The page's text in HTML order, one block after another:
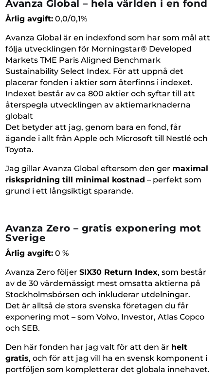
Avanza Global – hela världen i en fond
Årlig avgift: 0,0/0,1%
Avanza Global är en indexfond som har som mål att
följa utvecklingen för Morningstar® Developed
Markets TME Paris Aligned Benchmark
Sustainability Select Index. För att uppnå det
placerar fonden i aktier som återfinns i indexet.
Indexet består av ca 800 aktier och syftar till att
återspegla utvecklingen av aktiemarknaderna
globalt
Det betyder att jag, genom bara en fond, får
ägande i allt från Apple och Microsoft till Nestlé och
Toyota.
Jag gillar Avanza Global eftersom den ger maximal
riskspridning till minimal kostnad – perfekt som
grund i ett långsiktigt sparande.
Avanza Zero – gratis exponering mot
Sverige
Årlig avgift: 0 %
Avanza Zero följerSIX30 Return Index, som består
av de 30 värdemässigt mest omsatta aktierna på
Stockholmsbörsen och inkluderar utdelningar.
Det är alltså de stora svenska företagen du får
exponering mot – som Volvo, Investor, Atlas Copco
och SEB.
Den här fonden har jag valt för att den är helt
gratis, och för att jag vill ha en svensk komponent i
portföljen som kompletterar det globala innehavet.